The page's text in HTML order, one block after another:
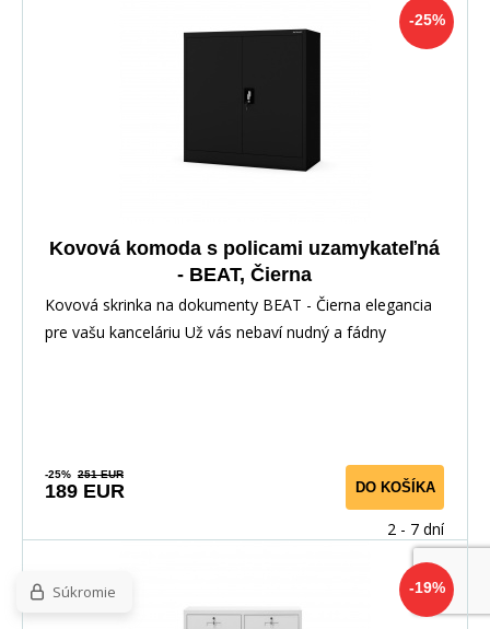
-25%
Kovová komoda s policami uzamykateľná
- BEAT, Čierna
Kovová skrinka na dokumenty BEAT - Čierna elegancia
pre vašu kanceláriu Už vás nebaví nudný a fádny
-25% 251 EUR
189 EUR DO KOŠÍKA
2 - 7 dní
-19%
Súkromie